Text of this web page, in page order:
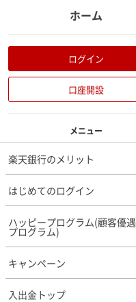
ホーム
ログイン
口座開設
メニュー
楽天銀行のメリット
はじめてのログイン
ハッピープログラム(顧客優遇
プログラム)
キャンペーン
入出金トップ